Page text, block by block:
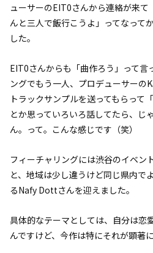
ューサーのEIT0さんから連絡が来て
んと三人で飯行こうよ」ってなって
した。
EIT0さんからも「曲作ろう」って言
ングでもう一人、プロデューサー
トラックサンプルを送ってもらって
とか思っていろいろ話してたら、じ
ん。って。こんな感じです（笑）
フィーチャリングには渋谷のイベ
と、地域は少し違うけど同じ県内で
るNafy Dottさんを迎えました。
具体的なテーマとしては、自分は恋
んですけど、今作は特にそれが顕著